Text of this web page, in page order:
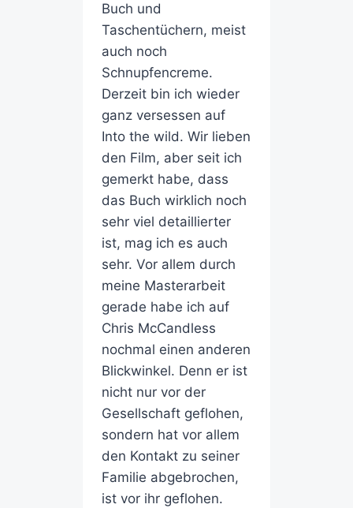
Buch und
Taschentüchern, meist
auch noch
Schnupfencreme.
Derzeit bin ich wieder
ganz versessen auf
Into the wild. Wir lieben
den Film, aber seit ich
gemerkt habe, dass
das Buch wirklich noch
sehr viel detaillierter
ist, mag ich es auch
sehr. Vor allem durch
meine Masterarbeit
gerade habe ich auf
Chris McCandless
nochmal einen anderen
Blickwinkel. Denn er ist
nicht nur vor der
Gesellschaft geflohen,
sondern hat vor allem
den Kontakt zu seiner
Familie abgebrochen,
ist vor ihr geflohen.